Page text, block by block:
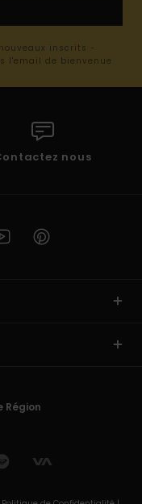
inscrits -
l'email de bienvenue
nous
Région